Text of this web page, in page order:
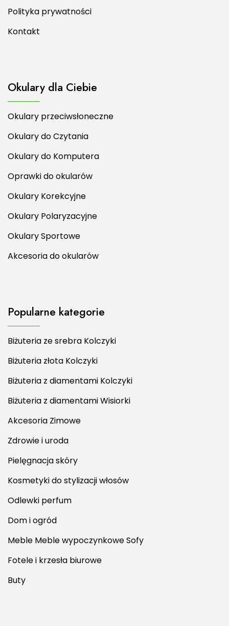
Polityka prywatności
Kontakt
Okulary dla Ciebie
Okulary przeciwsłoneczne
Okulary do Czytania
Okulary do Komputera
Oprawki do okularów
Okulary Korekcyjne
Okulary Polaryzacyjne
Okulary Sportowe
Akcesoria do okularów
Popularne kategorie
Biżuteria ze srebra Kolczyki
Biżuteria złota Kolczyki
Biżuteria z diamentami Kolczyki
Biżuteria z diamentami Wisiorki
Akcesoria Zimowe
Zdrowie i uroda
Pielęgnacja skóry
Kosmetyki do stylizacji włosów
Odlewki perfum
Dom i ogród
Meble Meble wypoczynkowe Sofy
Fotele i krzesła biurowe
Buty